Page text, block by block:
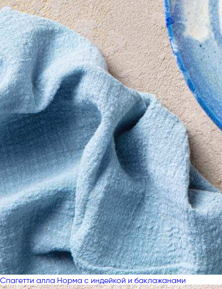
Спагетти алла Норма с индейкой и баклажанами